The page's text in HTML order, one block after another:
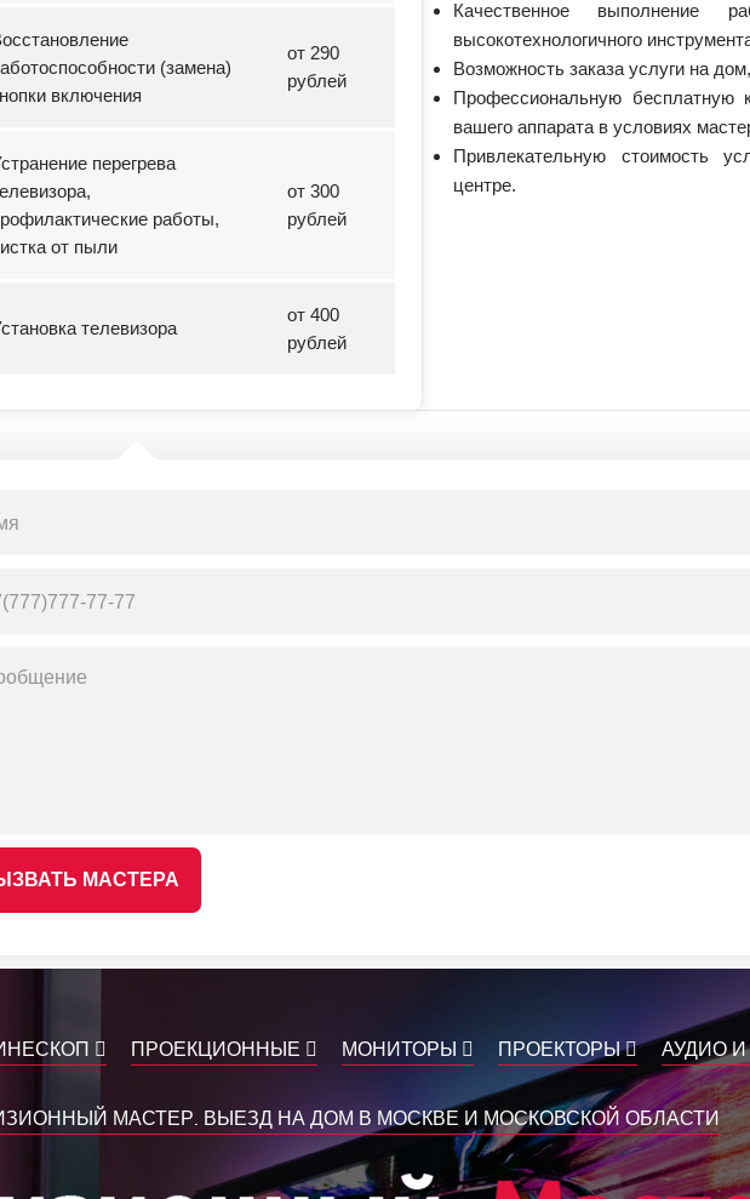
(замена)
включения
от 290
рублей
перегрева
работы,
от пыли
от 300
рублей
телевизора
от 400
рублей
Качественное выполнение
высокотехнологичного
Возможность заказа услуги на
Профессиональную бесплатную
вашего аппарата в условиях
Привлекательную стоимость
центре.
МАСТЕРА
ПРОЕКЦИОННЫЕ МОНИТОРЫ ПРОЕКТОРЫ АУДИО
МАСТЕР. ВЫЕЗД НА ДОМ В МОСКВЕ И МОСКОВСКОЙ ОБЛАСТИ